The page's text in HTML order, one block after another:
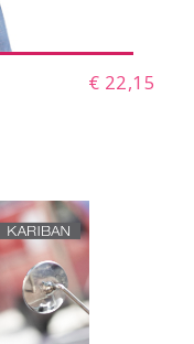
€ 22,15